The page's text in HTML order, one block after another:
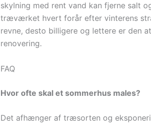
skylning med rent vand kan fjerne salt
træværket hvert forår efter vinterens
revne, desto billigere og lettere er den
renovering.
FAQ
Hvor ofte skal et sommerhus males?
Det afhænger af træsorten og